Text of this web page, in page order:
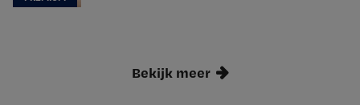
Bekijk meer